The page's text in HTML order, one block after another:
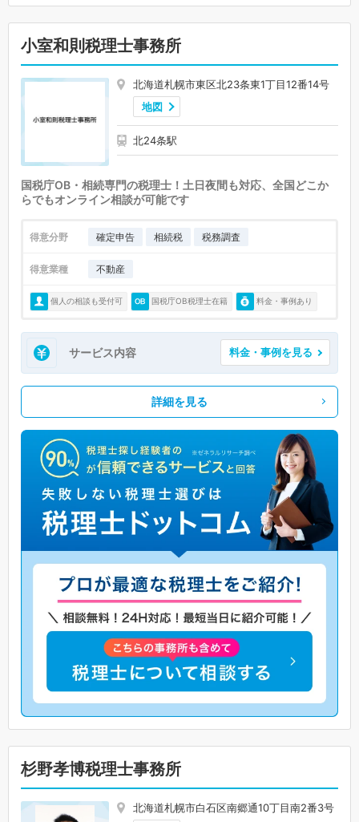
小室和則税理士事務所
北海道札幌市東区北23条東1丁目12番14号
地図
北24条駅
国税庁OB・相続専門の税理士！土日夜間も対応、全国どこか
らでもオンライン相談が可能です
得意分野 確定申告 相続税 税務調査
得意業種 不動産
個人の相談も受付可 国税庁OB税理士在籍 料金・事例あり
サービス内容 料金・事例を見る
詳細を見る
杉野孝博税理士事務所
北海道札幌市白石区南郷通10丁目南2番3号